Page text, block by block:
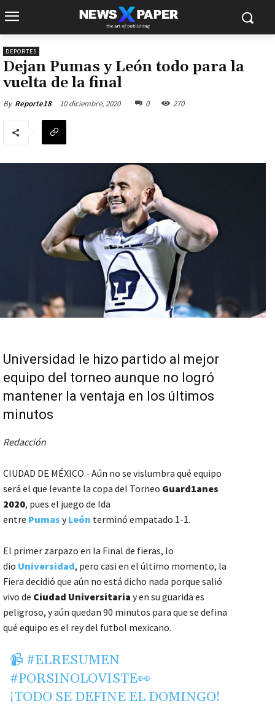
DEPORTES
Dejan Pumas y León todo para la
vuelta de la final
By Reporte18 10 diciembre, 2020 0 270
Universidad le hizo partido al mejor
equipo del torneo aunque no logró
mantener la ventaja en los últimos
minutos
Redacción
CIUDAD DE MÉXICO.- Aún no se vislumbra qué equipo
será el que levante la copa del Torneo Guard1anes
2020, pues el juego de Ida
entre Pumas yLeón terminó empatado 1-1.
El primer zarpazo en la Final de fieras, lo
dio Universidad, pero casi en el último momento, la
Fiera decidió que aún no está dicho nada porque salió
vivo de Ciudad Universitaria y en su guarida es
peligroso, y aún quedan 90 minutos para que se defina
qué equipo es el rey del futbol mexicano.
📹 #ELRESUMEN
#PORSINOLOVISTE👀
¡TODO SE DEFINE EL DOMINGO!